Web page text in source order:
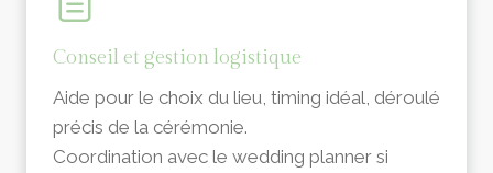
Conseil et gestion logistique
Aide pour le choix du lieu, timing idéal, déroulé
précis de la cérémonie.
Coordination avec le wedding planner si